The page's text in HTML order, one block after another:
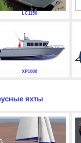
LC1150
XP1000
яхты